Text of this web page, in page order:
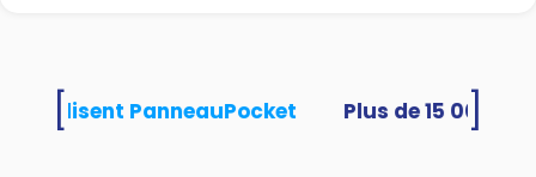
utilisent PanneauPocket